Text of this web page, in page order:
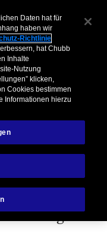
sehr wichtig!
wir alles
Daten hat für
haben wir
Richtlinie
hat Chubb
Inhalte
Nutzung
klicken,
Cookies bestimmen
Informationen hierzu